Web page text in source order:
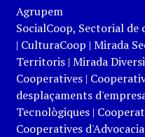
Agrupem
SocialCoop, Sectorial
| CulturaCoop | Mirada
Territoris| Mirada
Cooperatives|
desplaçaments
Tecnològiques|
Cooperatives d'Advocacia